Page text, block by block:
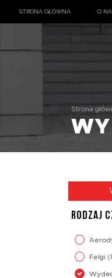
STRONA GŁÓWNA O
Strona
RODZAJ
Felgi